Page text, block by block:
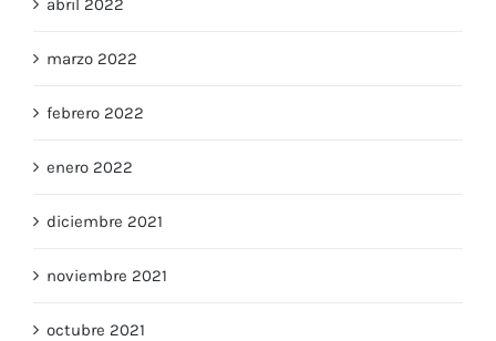
abril 2022
marzo 2022
febrero 2022
enero 2022
diciembre 2021
noviembre 2021
octubre 2021